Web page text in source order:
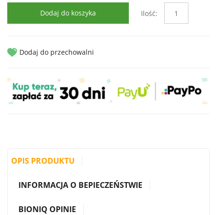
Dodaj do koszyka Ilość:
Dodaj do przechowalni
OPIS PRODUKTU
INFORMACJA O BEPIECZEŃSTWIE
BIONIQ OPINIE